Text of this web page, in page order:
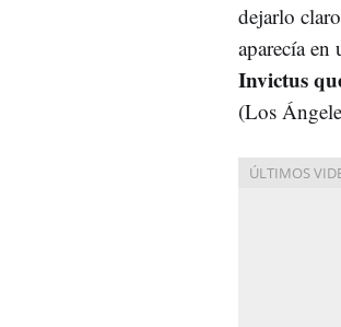
dejarlo
aparecía
Invictus
(Los